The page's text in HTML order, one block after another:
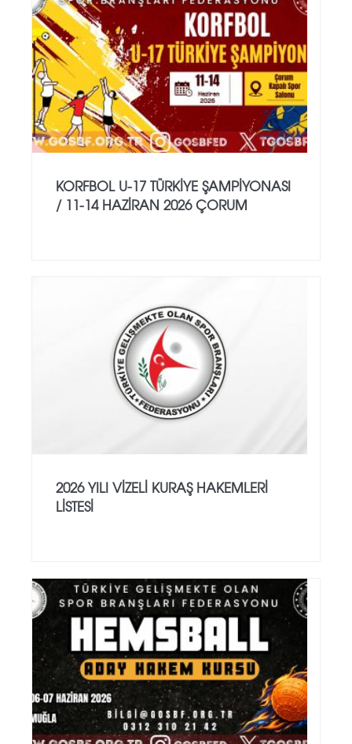
KORFBOL U-17 TÜRKİYE ŞAMPİYONASI
/ 11-14 HAZİRAN 2026 ÇORUM
2026 YILI VİZELİ KURAŞ HAKEMLERİ
LİSTESİ